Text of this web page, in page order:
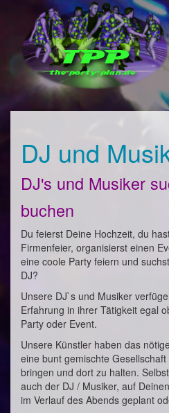
DJ und
DJ's und Musiker
buchen
Du feierst Deine Hochzeit, du
Firmenfeier, organisierst einen
eine coole Party feiern und
DJ?
Unsere DJ`s und Musiker
Erfahrung in ihrer Tätigkeit egal
Party oder Event.
Unsere Künstler haben das
eine bunt gemischte
bringen und dort zu halten.
auch der DJ / Musiker, auf
im Verlauf des Abends geplant